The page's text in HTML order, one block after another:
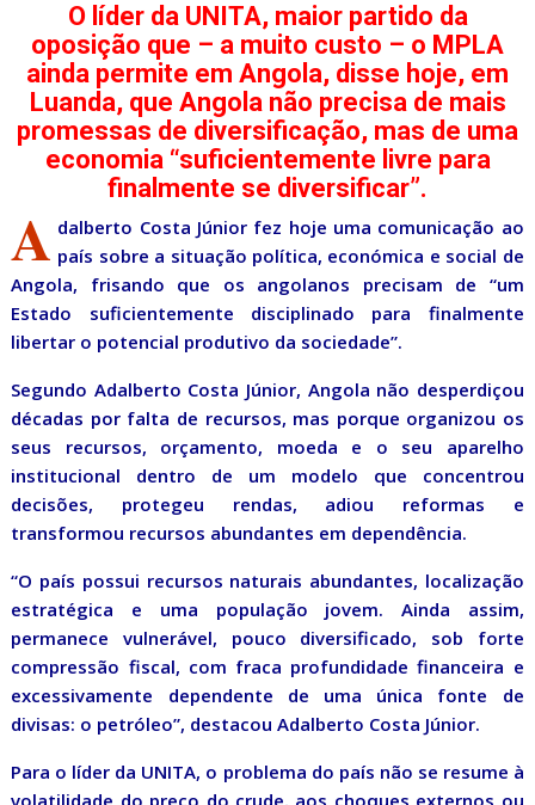
O líder da UNITA, maior partido da
oposição que – a muito custo – o MPLA
ainda permite em Angola, disse hoje, em
Luanda, que Angola não precisa de mais
promessas de diversificação, mas de uma
economia “suficientemente livre para
finalmente se diversificar”.
A dalberto Costa Júnior fez hoje uma comunicação ao
país sobre a situação política, económica e social de
Angola, frisando que os angolanos precisam de “um
Estado suficientemente disciplinado para finalmente
libertar o potencial produtivo da sociedade”.
Segundo Adalberto Costa Júnior, Angola não desperdiçou
décadas por falta de recursos, mas porque organizou os
seus recursos, orçamento, moeda e o seu aparelho
institucional dentro de um modelo que concentrou
decisões, protegeu rendas, adiou reformas e
transformou recursos abundantes em dependência.
“O país possui recursos naturais abundantes, localização
estratégica e uma população jovem. Ainda assim,
permanece vulnerável, pouco diversificado, sob forte
compressão fiscal, com fraca profundidade financeira e
excessivamente dependente de uma única fonte de
divisas: o petróleo”, destacou Adalberto Costa Júnior.
Para o líder da UNITA, o problema do país não se resume à